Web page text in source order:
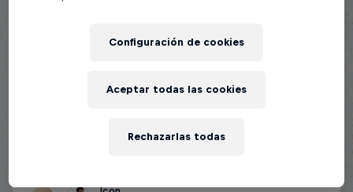
Subcampeón
Configuración de cookies
Rechazarlas todas
Aceptar todas las cookies